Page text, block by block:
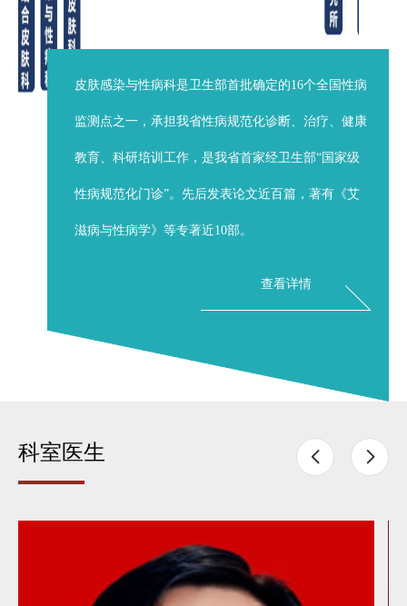
皮肤感染与性病科是卫生部首批确定的16个全国性病
监测点之一，承担我省性病规范化诊断、治疗、健康
教育、科研培训工作，是我省首家经卫生部“国家级
性病规范化门诊”。先后发表论文近百篇，著有《艾
滋病与性病学》等专著近10部。
查看详情
科室医生  